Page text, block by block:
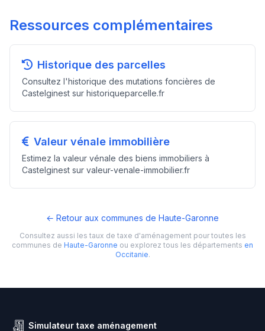
Ressources complémentaires
Historique des parcelles
Consultez l'historique des mutations foncières de
Castelginest sur historiqueparcelle.fr
Valeur vénale immobilière
Estimez la valeur vénale des biens immobiliers à
Castelginest sur valeur-venale-immobilier.fr
← Retour aux communes de Haute-Garonne
Consultez aussi les taux de taxe d'aménagement pour toutes les
communes de Haute-Garonne ou explorez tous les départements en
Occitanie.
Simulateur taxe aménagement